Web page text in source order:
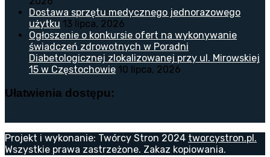
Dostawa sprzętu medycznego jednorazowego
użytku 13 lipca, 2026
Ogłoszenie o konkursie ofert na wykonywanie
świadczeń zdrowotnych w Poradni
Diabetologicznej zlokalizowanej przy ul. Mirowskiej
15 w Częstochowie 10 lipca, 2026
Ułatwienia dostępu:
Projekt i wykonanie: Twórcy Stron 2024 tworcystron.pl.
Wszystkie prawa zastrzeżone. Zakaz kopiowania.